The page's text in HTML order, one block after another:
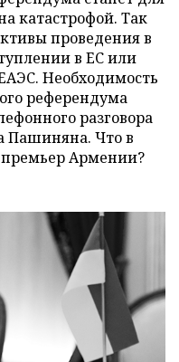
катастрофой. Так
проведения в
в ЕС или
Необходимость
референдума
разговора
Пашиняна. Что в
премьер Армении?